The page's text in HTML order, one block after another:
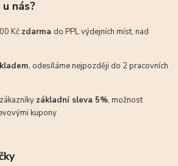
nás?
Kč zdarma do PPL výdejních míst, nad
, odesíláme nejpozději do 2 pracovních
základní sleva 5%, možnost
kupony